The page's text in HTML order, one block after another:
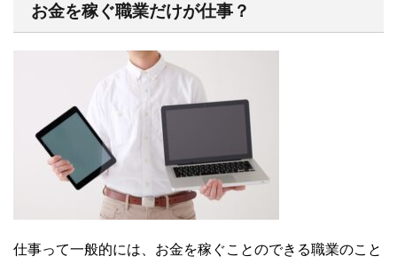
お金を稼ぐ職業だけが仕事？
仕事って一般的には、お金を稼ぐことのできる職業のこと